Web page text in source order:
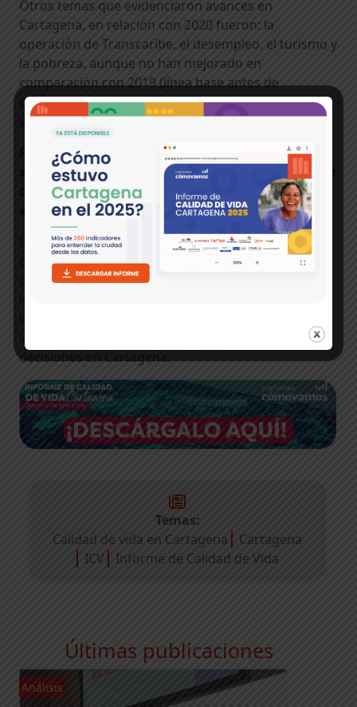
Otros temas que evidenciaron avances en
Cartagena, en relación con 2020 fueron: la
operación de Transcaribe, el desempleo, el turismo y
la pobreza, aunque no han mejorado en
comparación con 2019 (línea base antes de
pandemia), como sí sucedió con viviendas ocupadas
y finanzas públicas.
Por falta de información no es posible conocer la
situación actual de desnutrición por talla y peso, la
cobertura de energía eléctrica y el espacio público
en la ciudad.
El ICV presenta un análisis integral de las
condiciones de la calidad de vida de los
cartageneros y cartageneras a partir de más de 180
decisiones en Cartagena.
Temas:
Calidad de vida en Cartagena
Cartagena
ICV
Informe de Calidad de Vida
Últimas publicaciones
Análisis